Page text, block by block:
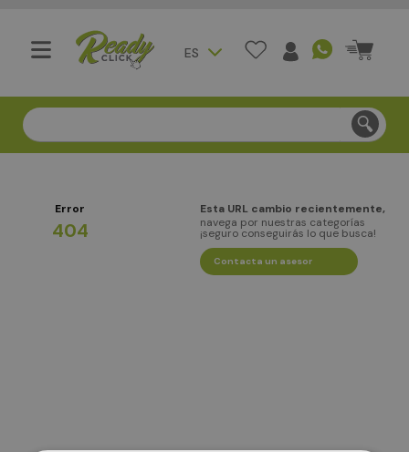
ES
Compra segura - Entregas en Bogotá en menos de 3
Error
404
Esta URL cambio recientemente,
navega por nuestras categorías
¡seguro conseguirás lo que busca!
Contacta un asesor